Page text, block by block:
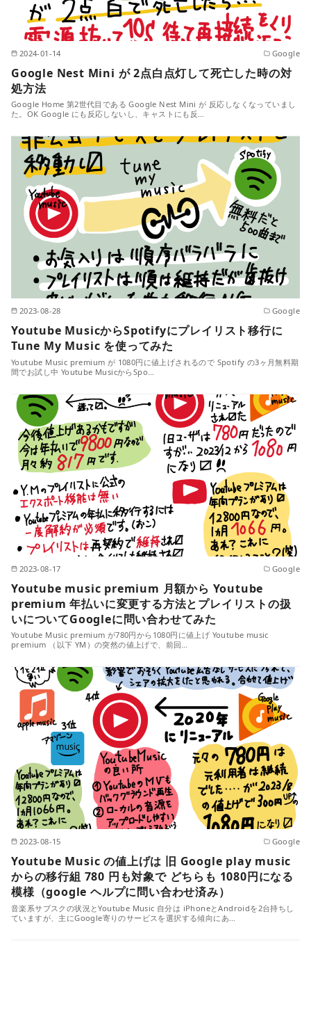
2024-01-14 Google
Google Nest Mini が 2点白点灯して死亡した時の対
処方法
Google Home 第2世代目である Google Nest Mini が 反応しなくなっていまし
た。OK Google にも反応しないし、キャストにも反…
2023-08-28 Google
Youtube MusicからSpotifyにプレイリスト移行に
Tune My Music を使ってみた
Youtube Music premium が 1080円に値上げされるので Spotify の3ヶ月無料期
間でお試し中 Youtube MusicからSpo…
2023-08-17 Google
Youtube music premium 月額から Youtube
premium 年払いに変更する方法とプレイリストの扱
いについてGoogleに問い合わせてみた
Youtube Music premium が780円から1080円に値上げ Youtube music
premium （以下 YM）の突然の値上げで、前回…
2023-08-15 Google
Youtube Music の値上げは 旧 Google play music
からの移行組 780 円も対象で どちらも 1080円になる
模様（google ヘルプに問い合わせ済み）
音楽系サブスクの状況とYoutube Music 自分は iPhoneとAndroidを2台持ちし
ていますが、主にGoogle寄りのサービスを選択する傾向にあ…